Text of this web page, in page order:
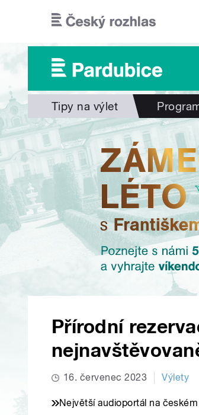
Tipy na výlet
Přírodní
16. červenec 2023 Výlety
Největší audioportál na